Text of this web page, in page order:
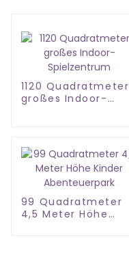
1120 Quadratmeter
großes Indoor-
99 Quadratmeter
4,5 Meter Höhe